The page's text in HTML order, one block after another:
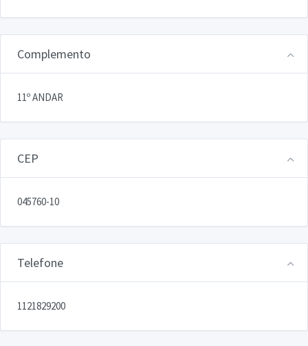
Complemento
11º ANDAR
CEP
045760-10
Telefone
1121829200